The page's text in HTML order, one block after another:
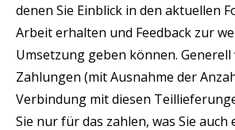
denen Sie Einblick in den aktuellen
Arbeit erhalten und Feedback zur
Umsetzung geben können. Generell
Zahlungen (mit Ausnahme der
Verbindung mit diesen
Sie nur für das zahlen, was Sie auch